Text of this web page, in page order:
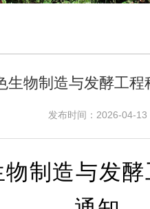
生物制造与发酵工
发布时间：2026-04-13
制造与发